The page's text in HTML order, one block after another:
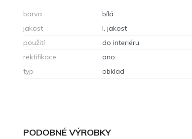
barva bílá
jakost
I. jakost
použití
do interiéru
rektifikace
ano
typ
obklad
PODOBNÉ VÝROBKY